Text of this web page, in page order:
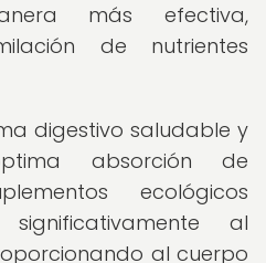
más efectiva,
de nutrientes
digestivo saludable y
absorción de
ecológicos
al
al cuerpo